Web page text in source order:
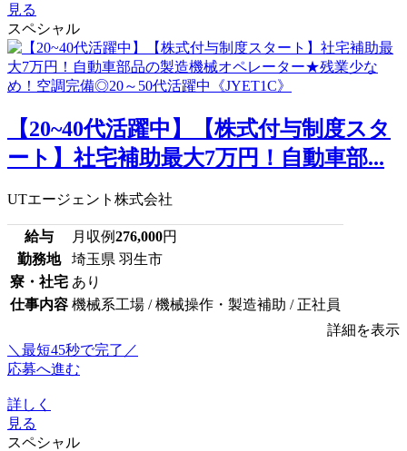
見る
スペシャル
【20~40代活躍中】【株式付与制度スタ
ート】社宅補助最大7万円！自動車部...
UTエージェント株式会社
給与 月収例276,000円
勤務地
埼玉県 羽生市
寮・社宅 あり
仕事内容 機械系工場 / 機械操作・製造補助 / 正社員
詳細を表示
＼最短45秒で完了／
応募へ進む
詳しく
見る
スペシャル